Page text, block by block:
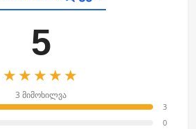
5
★★★★★
3 მიმოხილვა
3
0